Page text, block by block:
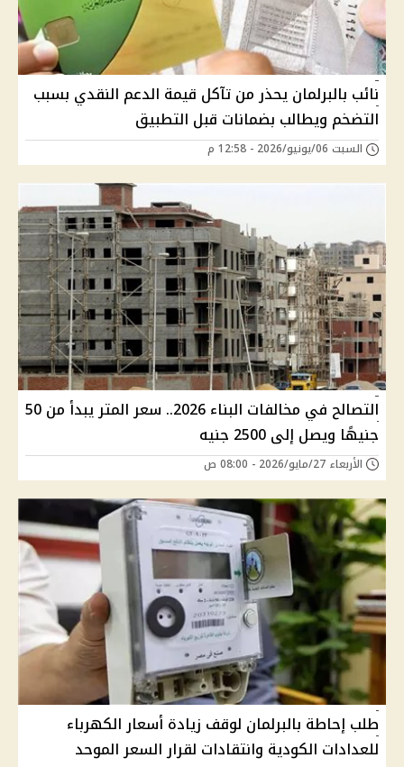
نائب بالبرلمان يحذر من تآكل قيمة الدعم النقدي بسبب
التضخم ويطالب بضمانات قبل التطبيق
السبت 06/يونيو/2026 - 12:58 م
التصالح في مخالفات البناء 2026.. سعر المتر يبدأ من 50
جنيهًا ويصل إلى 2500 جنيه
الأربعاء 27/مايو/2026 - 08:00 ص
طلب إحاطة بالبرلمان لوقف زيادة أسعار الكهرباء
للعدادات الكودية وانتقادات لقرار السعر الموحد